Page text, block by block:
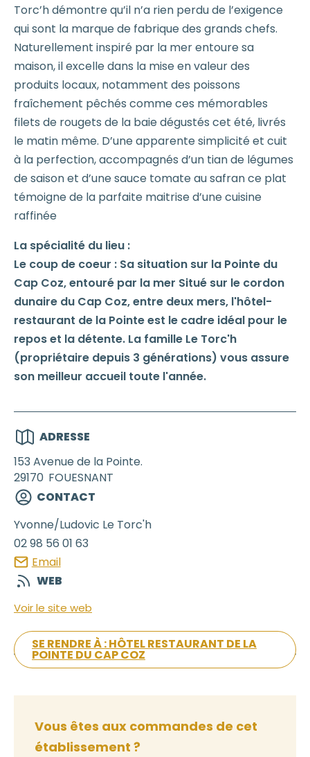
Torc’h démontre qu’il n’a rien perdu de l’exigence
qui sont la marque de fabrique des grands chefs.
Naturellement inspiré par la mer entoure sa
maison, il excelle dans la mise en valeur des
produits locaux, notamment des poissons
fraîchement pêchés comme ces mémorables
filets de rougets de la baie dégustés cet été, livrés
le matin même. D’une apparente simplicité et cuit
à la perfection, accompagnés d’un tian de légumes
de saison et d’une sauce tomate au safran ce plat
témoigne de la parfaite maitrise d’une cuisine
raffinée
La spécialité du lieu :
Le coup de coeur : Sa situation sur la Pointe du
Cap Coz, entouré par la mer Situé sur le cordon
dunaire du Cap Coz, entre deux mers, l'hôtel-
restaurant de la Pointe est le cadre idéal pour le
repos et la détente. La famille Le Torc'h
(propriétaire depuis 3 générations) vous assure
son meilleur accueil toute l'année.
ADRESSE
153 Avenue de la Pointe.
29170 FOUESNANT
CONTACT
Yvonne/Ludovic Le Torc'h
02 98 56 01 63
Email
WEB
Voir le site web
SE RENDRE À : HÔTEL RESTAURANT DE LA
POINTE DU CAP COZ
Vous êtes aux commandes de cet
établissement ?